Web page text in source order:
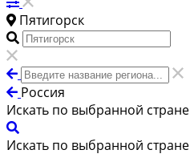
Пятигорск
Россия
Искать по выбранной стране
Искать по выбранной стране